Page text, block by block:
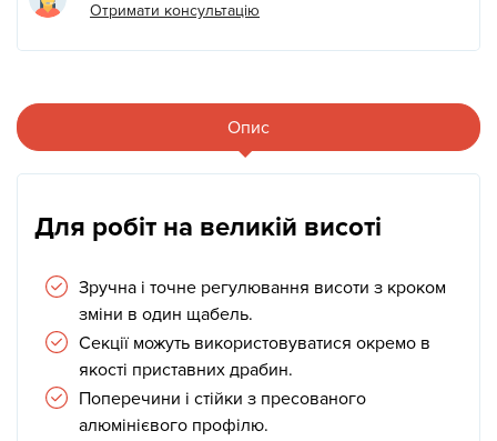
Отримати консультацію
Опис
Для робіт на великій висоті
Зручна і точне регулювання висоти з кроком
зміни в один щабель.
Секції можуть використовуватися окремо в
якості приставних драбин.
Поперечини і стійки з пресованого
алюмінієвого профілю.